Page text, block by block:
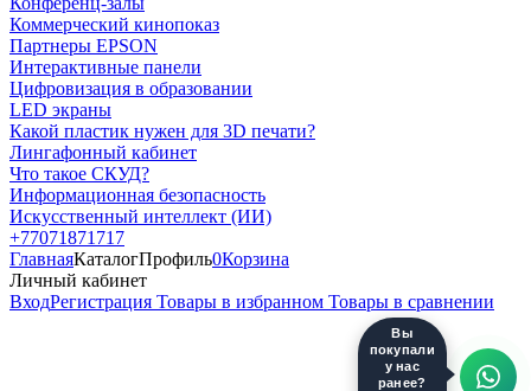
Коммерческий кинопоказ
Партнеры EPSON
Интерактивные панели
Цифровизация в образовании
LED экраны
Какой пластик нужен для 3D печати?
Лингафонный кабинет
Что такое СКУД?
Информационная безопасность
Искусственный интеллект (ИИ)
+77071871717
Вы
покупали
у нас
ранее?
ГлавнаяКаталогПрофиль0Корзина
Личный кабинет
ВходРегистрация Товары в избранном Товары в сравнении